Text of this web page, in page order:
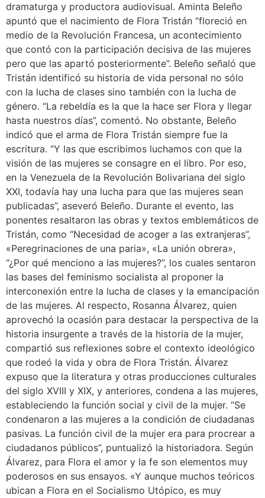
dramaturga y productora audiovisual. Aminta Beleño
apuntó que el nacimiento de Flora Tristán “floreció en
medio de la Revolución Francesa, un acontecimiento
que contó con la participación decisiva de las mujeres
pero que las apartó posteriormente”. Beleño señaló que
Tristán identificó su historia de vida personal no sólo
con la lucha de clases sino también con la lucha de
género. “La rebeldía es la que la hace ser Flora y llegar
hasta nuestros días”, comentó. No obstante, Beleño
indicó que el arma de Flora Tristán siempre fue la
escritura. “Y las que escribimos luchamos con que la
visión de las mujeres se consagre en el libro. Por eso,
en la Venezuela de la Revolución Bolivariana del siglo
XXI, todavía hay una lucha para que las mujeres sean
publicadas”, aseveró Beleño. Durante el evento, las
ponentes resaltaron las obras y textos emblemáticos de
Tristán, como “Necesidad de acoger a las extranjeras”,
«Peregrinaciones de una paria», «La unión obrera»,
“¿Por qué menciono a las mujeres?”, los cuales sentaron
las bases del feminismo socialista al proponer la
interconexión entre la lucha de clases y la emancipación
de las mujeres. Al respecto, Rosanna Álvarez, quien
aprovechó la ocasión para destacar la perspectiva de la
historia insurgente a través de la historia de la mujer,
compartió sus reflexiones sobre el contexto ideológico
que rodeó la vida y obra de Flora Tristán. Álvarez
expuso que la literatura y otras producciones culturales
del siglo XVIII y XIX, y anteriores, condena a las mujeres,
estableciendo la función social y civil de la mujer. “Se
condenaron a las mujeres a la condición de ciudadanas
pasivas. La función civil de la mujer era para procrear a
ciudadanos públicos”, puntualizó la historiadora. Según
Álvarez, para Flora el amor y la fe son elementos muy
poderosos en sus ensayos. «Y aunque muchos teóricos
ubican a Flora en el Socialismo Utópico, es muy